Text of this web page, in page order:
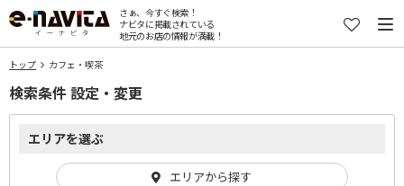
さぁ、今すぐ検索！
ナビタに掲載されている
地元のお店の情報が満載！
トップ カフェ・喫茶
検索条件 設定・変更
エリアを選ぶ
エリアから探す